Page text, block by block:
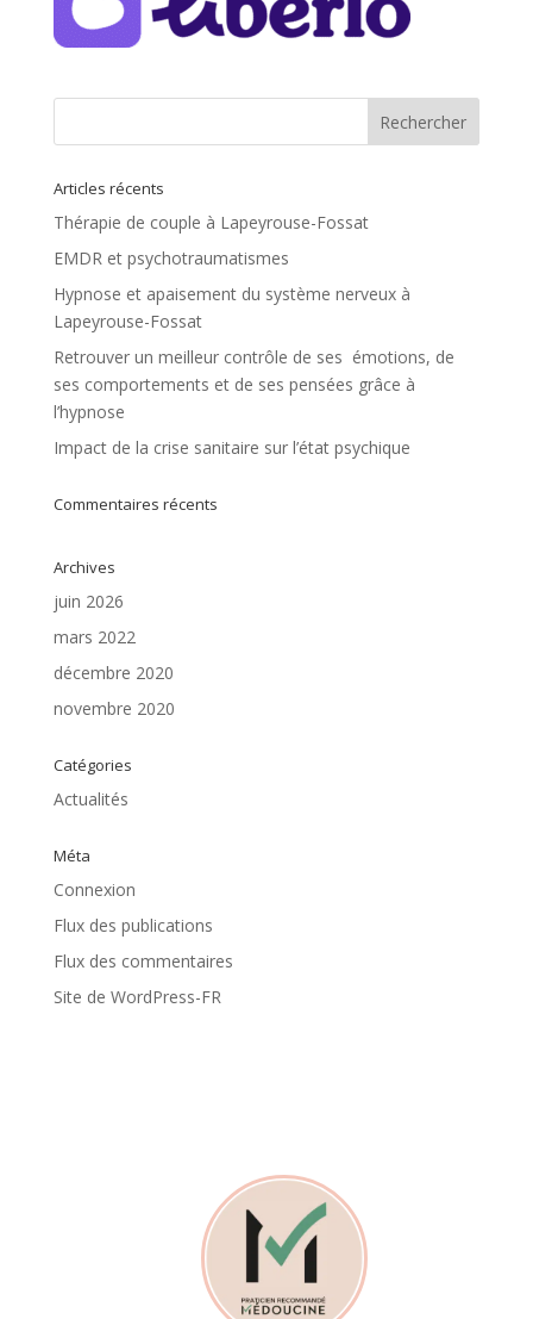
Articles récents
Thérapie de couple à Lapeyrouse-Fossat
EMDR et psychotraumatismes
Hypnose et apaisement du système nerveux à
Lapeyrouse-Fossat
Retrouver un meilleur contrôle de ses émotions, de
ses comportements et de ses pensées grâce à
l’hypnose
Impact de la crise sanitaire sur l’état psychique
Commentaires récents
Archives
juin 2026
mars 2022
décembre 2020
novembre 2020
Catégories
Actualités
Méta
Connexion
Flux des publications
Flux des commentaires
Site de WordPress-FR